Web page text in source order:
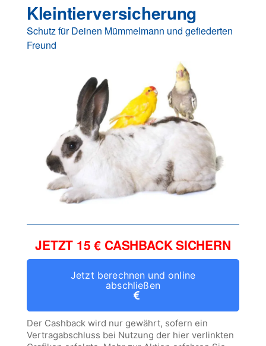
Kleintierversicherung
Schutz für Deinen Mümmelmann und gefiederten
Freund
JETZT 15 € CASHBACK SICHERN
Jetzt berechnen und online
abschließen
Der Cashback wird nur gewährt, sofern ein
Vertragabschluss bei Nutzung der hier verlinkten